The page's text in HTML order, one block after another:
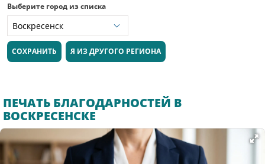
Выберите город из списка
СОХРАНИТЬ Я ИЗ ДРУГОГО РЕГИОНА
ПЕЧАТЬ БЛАГОДАРНОСТЕЙ В
ВОСКРЕСЕНСКЕ